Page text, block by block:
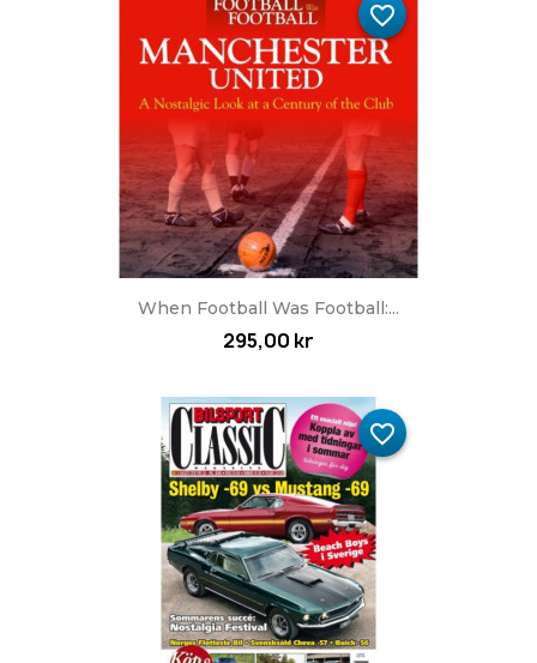
When Football Was Football:...
295,00 kr
favorite_border
favorite_border